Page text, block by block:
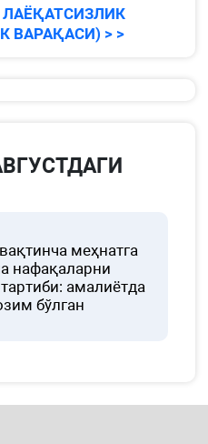
ВАРАҚАСИ) > >
меҳнатга
нафақаларни
амалиётда
бўлган